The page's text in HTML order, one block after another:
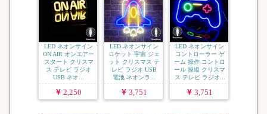
LED ネオンサイン
ON AIR オンエアー
スタート クリスマ
ス テレビ ラジオ
USB ネオ...
2,250
LED ネオンサイン
ロケット 宇宙 ジェ
ット クリスマス テ
レビ ラジオ USB
電池 ネオンラ...
3,751
LED ネオンサイン
コントローラー ゲ
ーム 操作 コントロ
ール 操縦 クリスマ
ス テレビ ラジオ...
3,751